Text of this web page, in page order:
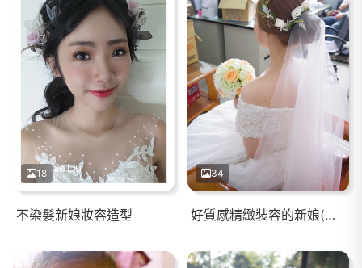
18
不染髮新娘妝容造型
34
好質感精緻裝容的新娘(嘉義婚宴)